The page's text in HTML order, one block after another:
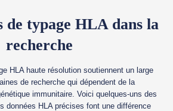
de typage HLA dans la
recherche
HLA haute résolution soutiennent un large
de recherche qui dépendent de la
immunitaire. Voici quelques-uns des
données HLA précises font une différence